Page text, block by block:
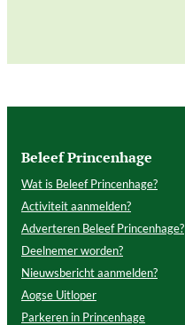
Beleef Princenhage
Wat is Beleef Princenhage?
Activiteit aanmelden?
Adverteren Beleef Princenhage?
Deelnemer worden?
Nieuwsbericht aanmelden?
Aogse Uitloper
Parkeren in Princenhage